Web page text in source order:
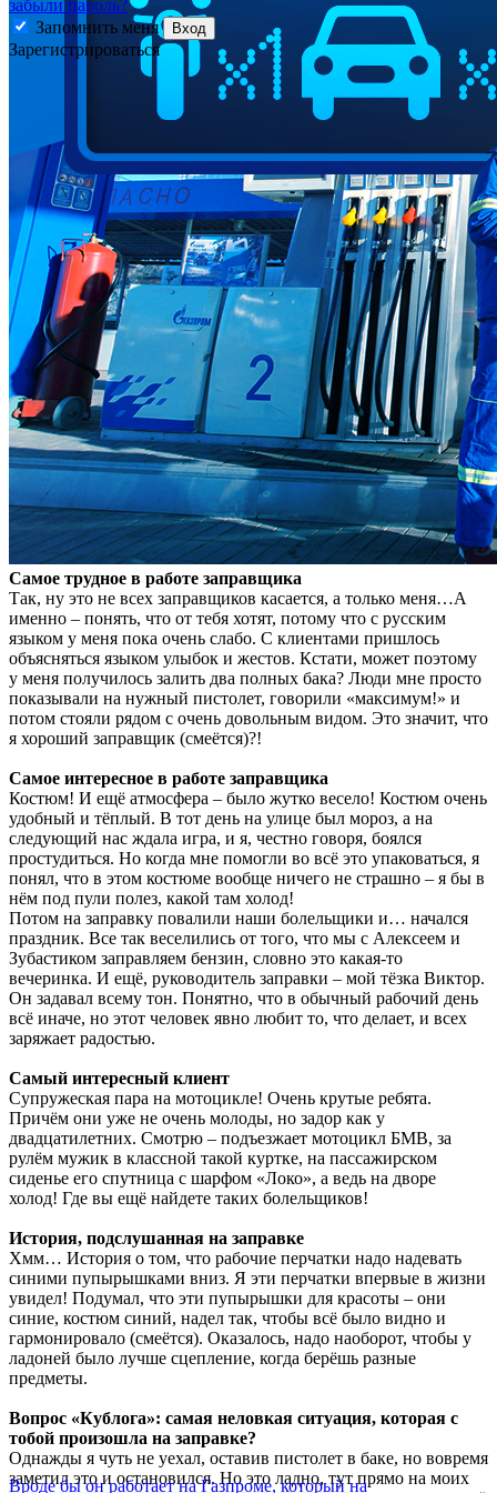
забыли пароль?
Запомнить меня
Вход
Зарегистрироваться
Самое трудное в работе заправщика
Так, ну это не всех заправщиков касается, а только меня…А
именно – понять, что от тебя хотят, потому что с русским
языком у меня пока очень слабо. С клиентами пришлось
объясняться языком улыбок и жестов. Кстати, может поэтому
у меня получилось залить два полных бака? Люди мне просто
показывали на нужный пистолет, говорили «максимум!» и
потом стояли рядом с очень довольным видом. Это значит, что
я хороший заправщик (смеётся)?!
Самое интересное в работе заправщика
Костюм! И ещё атмосфера – было жутко весело! Костюм очень
удобный и тёплый. В тот день на улице был мороз, а на
следующий нас ждала игра, и я, честно говоря, боялся
простудиться. Но когда мне помогли во всё это упаковаться, я
понял, что в этом костюме вообще ничего не страшно – я бы в
нём под пули полез, какой там холод!
Потом на заправку повалили наши болельщики и… начался
праздник. Все так веселились от того, что мы с Алексеем и
Зубастиком заправляем бензин, словно это какая-то
вечеринка. И ещё, руководитель заправки – мой тёзка Виктор.
Он задавал всему тон. Понятно, что в обычный рабочий день
всё иначе, но этот человек явно любит то, что делает, и всех
заряжает радостью.
Самый интересный клиент
Супружеская пара на мотоцикле! Очень крутые ребята.
Причём они уже не очень молоды, но задор как у
двадцатилетних. Смотрю – подъезжает мотоцикл БМВ, за
рулём мужик в классной такой куртке, на пассажирском
сиденье его спутница с шарфом «Локо», а ведь на дворе
холод! Где вы ещё найдете таких болельщиков!
История, подслушанная на заправке
Хмм… История о том, что рабочие перчатки надо надевать
синими пупырышками вниз. Я эти перчатки впервые в жизни
увидел! Подумал, что эти пупырышки для красоты – они
синие, костюм синий, надел так, чтобы всё было видно и
гармонировало (смеётся). Оказалось, надо наоборот, чтобы у
ладоней было лучше сцепление, когда берёшь разные
предметы.
Вопрос «Кублога»: самая неловкая ситуация, которая с
тобой произошла на заправке?
Однажды я чуть не уехал, оставив пистолет в баке, но вовремя
заметил это и остановился. Но это ладно, тут прямо на моих
Вроде бы он работает на Газпроме, который на